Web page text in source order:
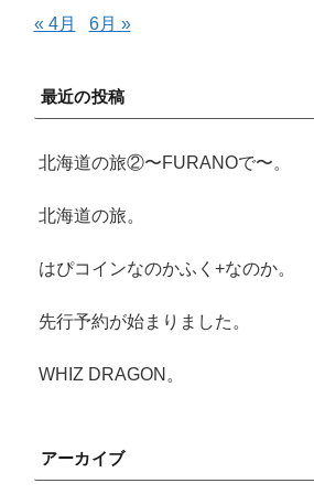
« 4月 6月 »
最近の投稿
北海道の旅②〜FURANOで〜。
北海道の旅。
はぴコインなのかふく+なのか。
先行予約が始まりました。
WHIZ DRAGON。
アーカイブ